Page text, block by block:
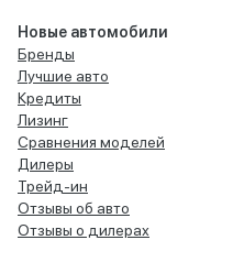
Новые автомобили
Бренды
Лучшие авто
Кредиты
Лизинг
Сравнения моделей
Дилеры
Трейд-ин
Отзывы об авто
Отзывы о дилерах